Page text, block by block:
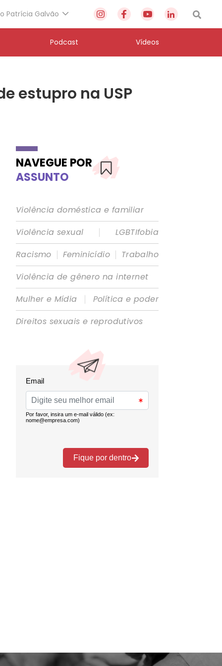
Patrícia Galvão
Podcast Vídeos
estupro na USP
NAVEGUE POR
ASSUNTO
Violência doméstica e familiar
Violência sexual
|
LGBTIfobia
Racismo | Feminicídio | Trabalho
Violência de gênero na internet
Mulher e Mídia
|
Política e poder
Direitos sexuais e reprodutivos